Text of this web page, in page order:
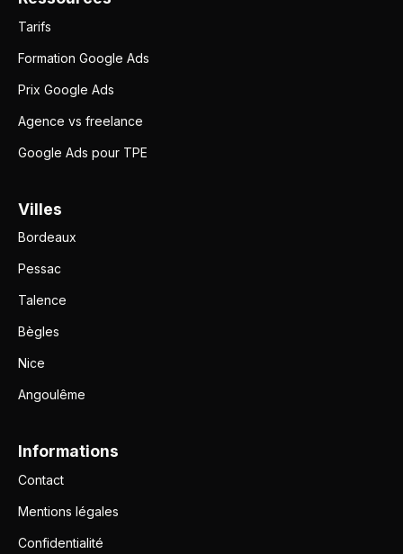
Tarifs
Formation Google Ads
Prix Google Ads
Agence vs freelance
Google Ads pour TPE
Villes
Bordeaux
Pessac
Talence
Bègles
Nice
Angoulême
Informations
Contact
Mentions légales
Confidentialité